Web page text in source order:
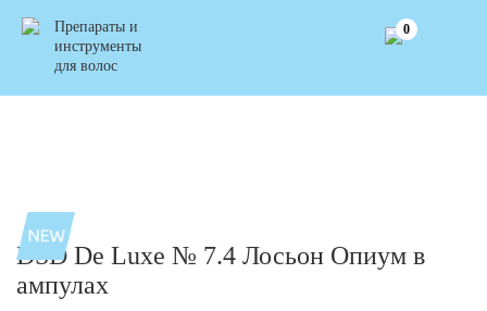
Препараты и
инструменты
для волос
0
DSD De Luxe № 7.4 Лосьон Опиум в
ампулах